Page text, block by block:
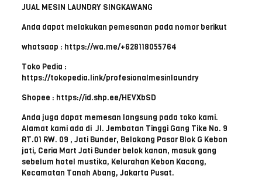
JUAL MESIN LAUNDRY SINGKAWANG
Anda dapat melakukan pemesanan pada nomor berikut
whatsaap : https://wa.me/+628118055764
Toko Pedia :
https://tokopedia.link/profesionalmesinlaundry
Shopee : https://id.shp.ee/HEVXbSD
Anda juga dapat memesan langsung pada toko kami.
Alamat kami ada di Jl. Jembatan Tinggi Gang Tike No. 9
RT.01 RW. 09 , Jati Bunder, Belakang Pasar Blok G Kebon
jati, Ceria Mart Jati Bunder belok kanan, masuk gang
sebelum hotel mustika, Kelurahan Kebon Kacang,
Kecamatan Tanah Abang, Jakarta Pusat.